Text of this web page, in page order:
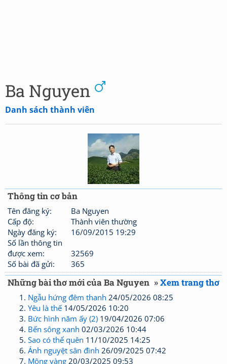
Ba Nguyen
Danh sách thành viên
Thông tin cơ bản
Tên đăng ký:
Ba Nguyen
Cấp độ:
Thành viên thường
Ngày đăng ký:
16/09/2015 19:29
Số lần thông tin
được xem:
32569
Số bài đã gửi:
365
Những bài thơ mới của Ba Nguyen »Xem trang thơ
Ngẫu hứng đêm thanh 24/05/2026 08:25
Yêu là thế 14/05/2026 10:20
Bức hình năm ấy (2) 19/04/2026 07:06
Bến sông xanh 02/03/2026 10:44
Sao có thể quên 11/10/2025 14:25
Ánh nguyệt sân đình 26/09/2025 07:42
Mộng vàng 20/03/2025 09:53